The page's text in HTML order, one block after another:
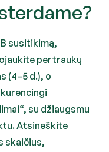
susitikimą,
pertraukų
(4–5 d.), o
su džiaugsmu
Atsineškite
skaičius,